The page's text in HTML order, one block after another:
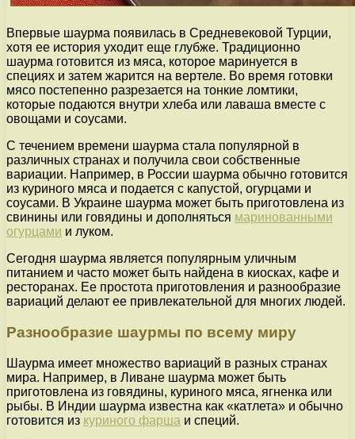
Впервые шаурма появилась в Средневековой Турции,
хотя ее история уходит еще глубже. Традиционно
шаурма готовится из мяса, которое маринуется в
специях и затем жарится на вертеле. Во время готовки
мясо постепенно разрезается на тонкие ломтики,
которые подаются внутри хлеба или лаваша вместе с
овощами и соусами.
С течением времени шаурма стала популярной в
различных странах и получила свои собственные
вариации. Например, в России шаурма обычно готовится
из куриного мяса и подается с капустой, огурцами и
соусами. В Украине шаурма может быть приготовлена из
свинины или говядины и дополняться маринованными
огурцами и луком.
Сегодня шаурма является популярным уличным
питанием и часто может быть найдена в киосках, кафе и
ресторанах. Ее простота приготовления и разнообразие
вариаций делают ее привлекательной для многих людей.
Разнообразие шаурмы по всему миру
Шаурма имеет множество вариаций в разных странах
мира. Например, в Ливане шаурма может быть
приготовлена из говядины, куриного мяса, ягненка или
рыбы. В Индии шаурма известна как «катлета» и обычно
готовится из куриного фарша и специй.